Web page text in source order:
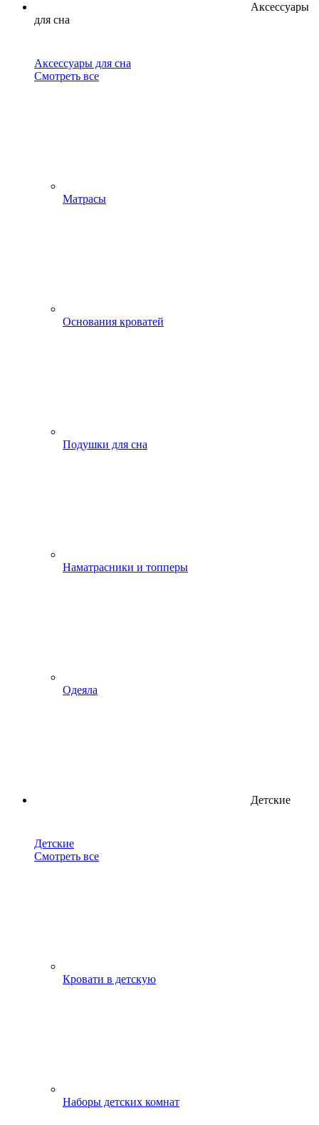
Аксессуары
для сна
Аксессуары для сна
Смотреть все
Матрасы
Основания кроватей
Подушки для сна
Наматрасники и топперы
Одеяла
Детские
Детские
Смотреть все
Кровати в детскую
Наборы детских комнат